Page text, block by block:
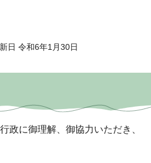
日 令和6年1月30日
政に御理解、御協力いただき、